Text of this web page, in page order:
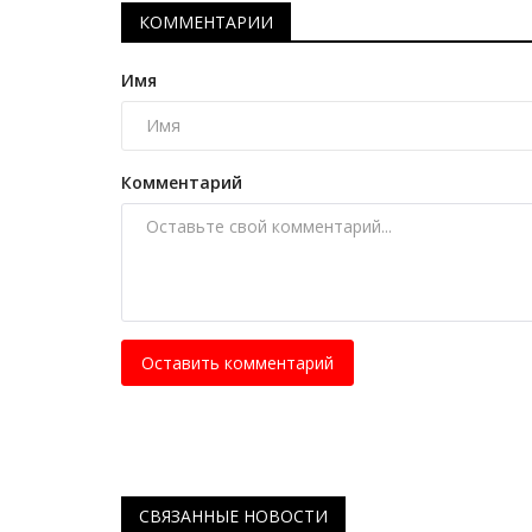
КОММЕНТАРИИ
Имя
Комментарий
Оставить комментарий
СВЯЗАННЫЕ НОВОСТИ
превращает символ города в
Март 31, 2026 0 800
Лаконичная аббревиатура «PVL»
набирает популярность.